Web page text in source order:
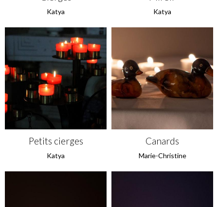
Katya Katya
Petits cierges
Katya
Canards
Marie-Christine